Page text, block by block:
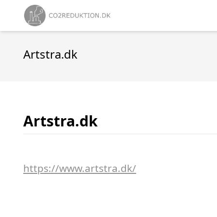
Artstra.dk
Artstra.dk
https://www.artstra.dk/